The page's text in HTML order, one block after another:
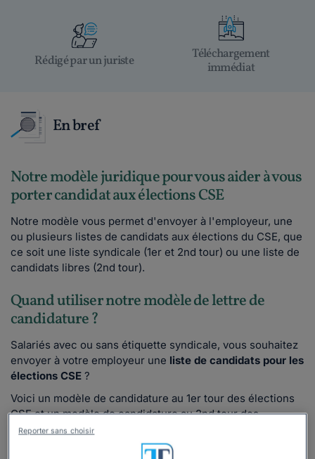
Rédigé par un juriste
Téléchargement
immédiat
En bref
Notre modèle juridique pour vous aider à vous
porter candidat aux élections CSE
Notre modèle vous permet d'envoyer à l'employeur, une
ou plusieurs listes de candidats aux élections du CSE, que
ce soit une liste syndicale (1er et 2nd tour) ou une liste de
candidats libres (2nd tour).
Quand utiliser notre modèle de lettre de
candidature ?
Salariés avec ou sans étiquette syndicale, vous souhaitez
envoyer à votre employeur une liste de candidats pour les
élections CSE ?
Voici un modèle de candidature au 1er tour des élections
CSE et un modèle de candidature au 2nd tour des
élections CSE.
Reporter sans choisir